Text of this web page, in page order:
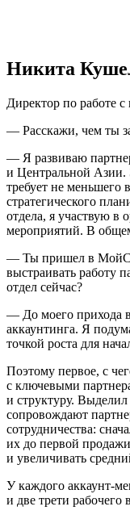
Никита
Директор по работе с
— Расскажи, чем ты
— Я развиваю
и Центральной Азии.
требует не
стратегического
отдела, я участвую в
мероприятий. В
— Ты пришел в
выстраивать работу
отдел сейчас?
— До моего прихода
аккаунтинга. Я
точкой роста для
Поэтому первое, с
с ключевыми
и структуру.
сопровождают
сотрудничества:
их до первой
и увеличивать
У каждого аккаунт-
и две трети